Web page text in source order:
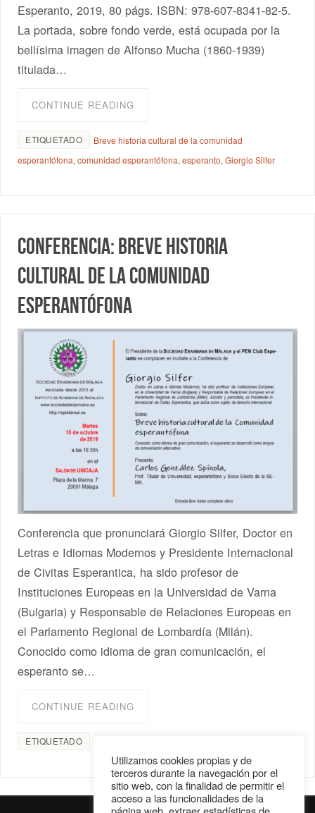
Esperanto, 2019, 80 págs. ISBN: 978-607-8341-82-5.
La portada, sobre fondo verde, está ocupada por la
bellísima imagen de Alfonso Mucha (1860-1939)
titulada…
CONTINUE READING
ETIQUETADO
Breve historia cultural de la comunidad
esperantófona,comunidad esperantófona,esperanto,Giorgio Silfer
Conferencia: Breve historia
cultural de la Comunidad
esperantófona
Conferencia que pronunciará Giorgio Silfer, Doctor en
Letras e Idiomas Modernos y Presidente Internacional
de Civitas Esperantica, ha sido profesor de
Instituciones Europeas en la Universidad de Varna
(Bulgaria) y Responsable de Relaciones Europeas en
el Parlamento Regional de Lombardía (Milán).
Conocido como idioma de gran comunicación, el
esperanto se…
CONTINUE READING
ETIQUETADO
Utilizamos cookies propias y de
terceros durante la navegación por el
sitio web, con la finalidad de permitir el
acceso a las funcionalidades de la